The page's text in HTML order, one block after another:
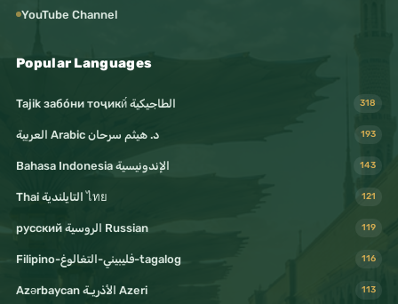
YouTube Channel
Popular Languages
Tajik забо́ни тоҷикӣ́ الطاجيكية 318
د. هيثم سرحان Arabic العربية 193
Bahasa Indonesia الإندونيسية 143
Thai التايلندية ไทย 121
русский الروسية Russian 119
Filipino-فليبيني-التغالوغ-tagalog 116
Azərbaycan الأذريـة Azeri 113